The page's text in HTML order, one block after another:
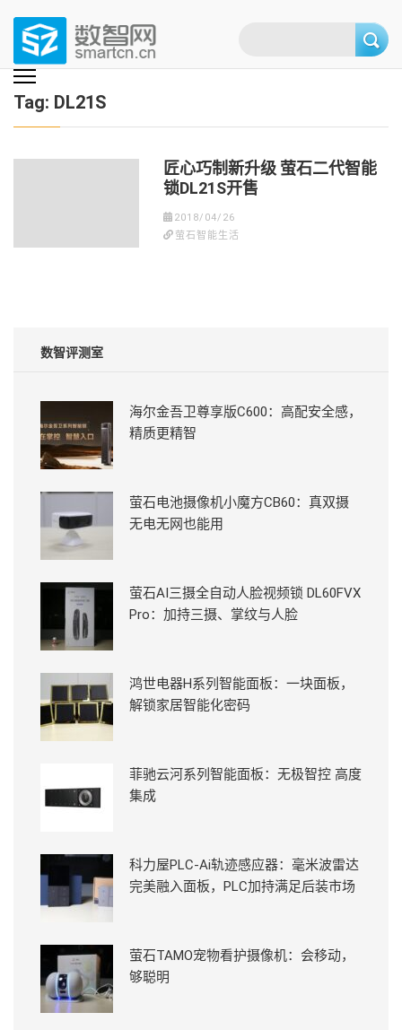
content
(Press
enter)
数智网
智能家居第一资讯门户 | 智能家居系统，智能家居产品，智能家居解决方
Tag: DL21S
匠心巧制新升级 萤石二代智能
锁DL21S开售
2018/04/26
萤石智能生活
数智评测室
海尔金吾卫尊享版C600：高配安全感，
精质更精智
萤石电池摄像机小魔方CB60：真双摄
无电无网也能用
萤石AI三摄全自动人脸视频锁 DL60FVX
Pro：加持三摄、掌纹与人脸
鸿世电器H系列智能面板：一块面板，
解锁家居智能化密码
菲驰云河系列智能面板：无极智控 高度
集成
科力屋PLC-Ai轨迹感应器：毫米波雷达
完美融入面板，PLC加持满足后装市场
萤石TAMO宠物看护摄像机：会移动，
够聪明